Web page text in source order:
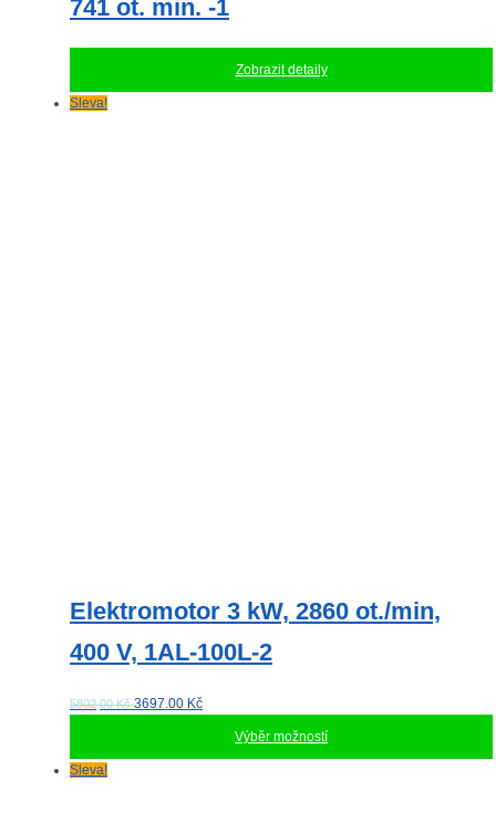
741 ot. min. -1
Zobrazit detaily
Sleva!
Elektromotor 3 kW, 2860 ot./min,
400 V, 1AL-100L-2
5802,00 Kč3697.00 Kč
Výběr možností
Tento
Sleva!